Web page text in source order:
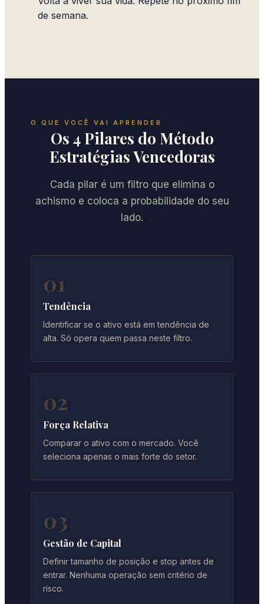
de semana.
O QUE VOCÊ VAI APRENDER
Os 4 Pilares do Método
Estratégias Vencedoras
Cada pilar é um filtro que elimina o
achismo e coloca a probabilidade do seu
lado.
01
Tendência
Identificar se o ativo está em tendência de
alta. Só opera quem passa neste filtro.
02
Força Relativa
Comparar o ativo com o mercado. Você
seleciona apenas o mais forte do setor.
03
Gestão de Capital
Definir tamanho de posição e stop antes de
entrar. Nenhuma operação sem critério de
risco.